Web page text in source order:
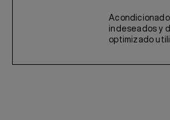
indeseados y
optimizado